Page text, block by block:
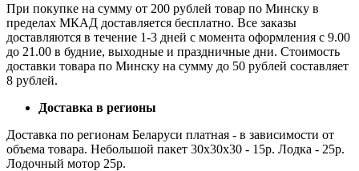
При покупке на сумму от 200 рублей товар по Минску в
пределах МКАД доставляется бесплатно. Все заказы
доставляются в течение 1-3 дней с момента оформления с 9.00
до 21.00 в будние, выходные и праздничные дни. Стоимость
доставки товара по Минску на сумму до 50 рублей составляет
8 рублей.
Доставка в регионы
Доставка по регионам Беларуси платная - в зависимости от
объема товара. Небольшой пакет 30х30х30 - 15р. Лодка - 25р.
Лодочный мотор 25р.